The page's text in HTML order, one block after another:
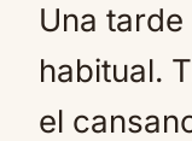
Una
habitual.
el